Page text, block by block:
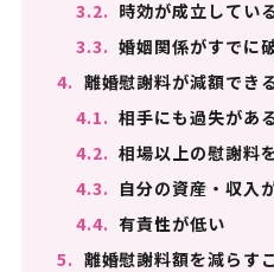
3.2. 時効が成立してい
3.3. 婚姻関係がすでに
4. 離婚慰謝料が減額でき
4.1. 相手にも過失があ
4.2. 相場以上の慰謝料
4.3. 自分の資産・収入
4.4. 有責性が低い
5. 離婚慰謝料額を減らす